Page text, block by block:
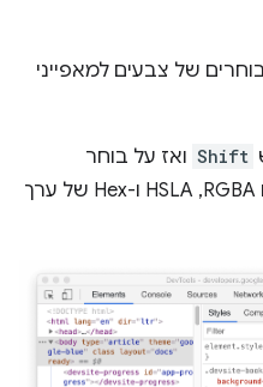
של צבעים למאפייני
Shift ואז על בוחר
הצבעים כדי לעבור בין הייצוגים RGBA,‏ HSLA ו-Hex של ערך